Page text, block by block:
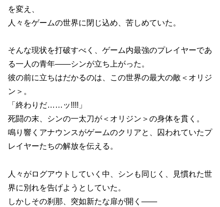
を変え、
人々をゲームの世界に閉じ込め、苦しめていた。
そんな現状を打破すべく、ゲーム内最強のプレイヤーであ
る一人の青年――シンが立ち上がった。
彼の前に立ちはだかるのは、この世界の最大の敵＜オリジ
ン＞。
「終わりだ……ッ!!!!」
死闘の末、シンの一太刀が＜オリジン＞の身体を貫く。
鳴り響くアナウンスがゲームのクリアと、囚われていたプ
レイヤーたちの解放を伝える。
人々がログアウトしていく中、シンも同じく、見慣れた世
界に別れを告げようとしていた。
しかしその刹那、突如新たな扉が開く――